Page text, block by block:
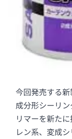
今回発売する
成分形シーリ
リマーを新た
レン系、変成